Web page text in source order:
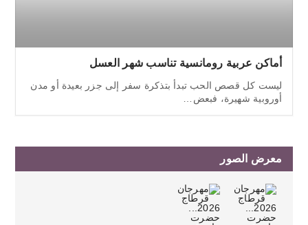
أماكن عربية رومانسية تناسب شهر العسل
ليست كل قصص الحب تبدأ بتذكرة سفر إلى جزر بعيدة أو مدن
أوروبية شهيرة، فبعض…
معرض الصور